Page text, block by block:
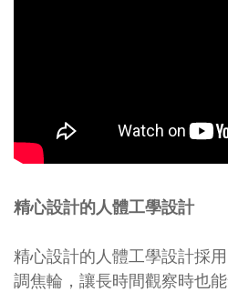
精心設計的人體工學設計
精心設計的人體工學設計採
調焦輪，讓長時間觀察時也